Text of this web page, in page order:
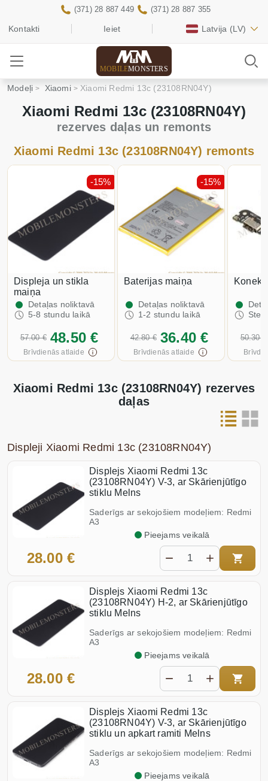
Kontakti Ieiet Latvija (LV)
(371) 28 887 449 (371) 28 887 355
MOBILEMONSTERS
Modeļi Xiaomi Xiaomi Redmi 13c (23108RN04Y)
Xiaomi Redmi 13c (23108RN04Y)
rezerves daļas un remonts
Xiaomi Redmi 13c (23108RN04Y) remonts
Displeja un stikla
maiņa
Detaļas noliktavā
5-8 stundu laikā
57.00 € 48.50 €
-15%
Brīvdienās atlaide
Baterijas maiņa
Detaļas noliktavā
1-2 stundu laikā
42.80 € 36.40 €
-15%
Brīvdienās atlaide
50.30 €
Xiaomi Redmi 13c (23108RN04Y) rezerves
daļas
Displeji Xiaomi Redmi 13c (23108RN04Y)
Displejs Xiaomi Redmi 13c
(23108RN04Y) V-3, ar Skārienjūtīgo
stiklu Melns
Saderīgs ar sekojošiem modeļiem: Redmi
A3
28.00 €
Pieejams veikalā
Displejs Xiaomi Redmi 13c
(23108RN04Y) H-2, ar Skārienjūtīgo
stiklu Melns
Saderīgs ar sekojošiem modeļiem: Redmi
A3
28.00 €
Pieejams veikalā
Displejs Xiaomi Redmi 13c
(23108RN04Y) V-3, ar Skārienjūtīgo
stiklu un apkart ramiti Melns
Saderīgs ar sekojošiem modeļiem: Redmi
A3
Pieejams veikalā